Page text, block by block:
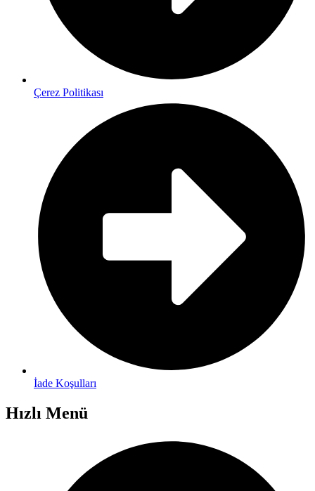
Çerez Politikası
İade Koşulları
Hızlı Menü